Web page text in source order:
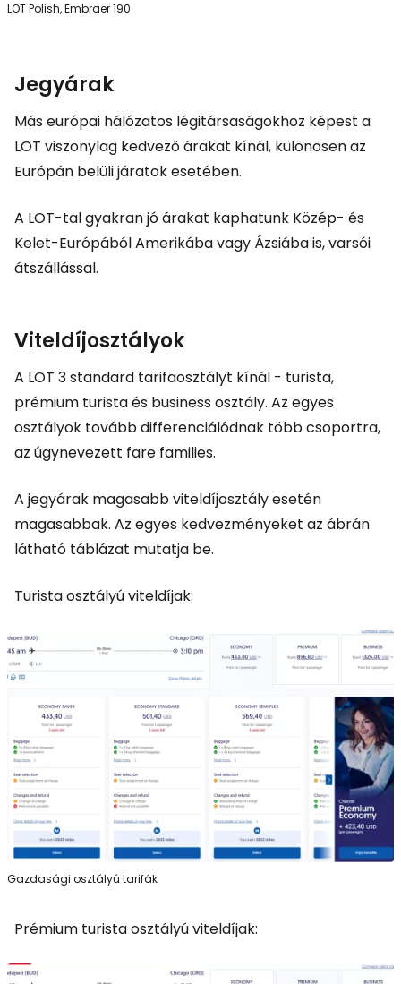
LOT Polish, Embraer 190
Jegyárak
Más európai hálózatos légitársaságokhoz képest a
LOT viszonylag kedvező árakat kínál, különösen az
Európán belüli járatok esetében.
A LOT-tal gyakran jó árakat kaphatunk Közép- és
Kelet-Európából Amerikába vagy Ázsiába is, varsói
átszállással.
Viteldíjosztályok
A LOT 3 standard tarifaosztályt kínál - turista,
prémium turista és business osztály. Az egyes
osztályok tovább differenciálódnak több csoportra,
az úgynevezett fare families.
A jegyárak magasabb viteldíjosztály esetén
magasabbak. Az egyes kedvezményeket az ábrán
látható táblázat mutatja be.
Turista osztályú viteldíjak:
Gazdasági osztályú tarifák
Prémium turista osztályú viteldíjak: